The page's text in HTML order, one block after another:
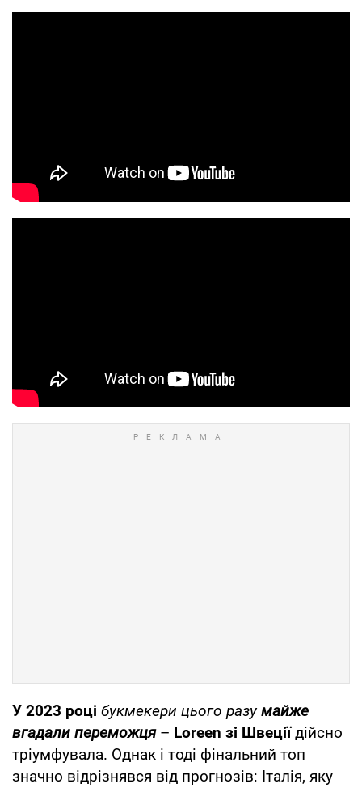
У 2023 році букмекери цього разумайже
вгадали переможця– Loreen зі Швеціїдійсно
тріумфувала. Однак і тоді фінальний топ
значно відрізнявся від прогнозів: Італія, яку